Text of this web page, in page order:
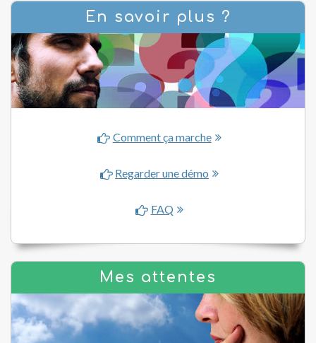
En savoir plus ?
Comment ça marche
Regarder une démo
FAQ
Mes attentes